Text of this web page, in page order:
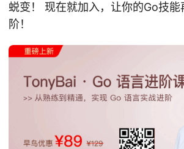
蜕变！ 现在就加入，让你的Go技能
阶！